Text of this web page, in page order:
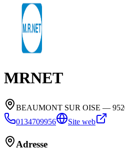
MRNET
BEAUMONT SUR OISE —
0134709956
Site web
Adresse